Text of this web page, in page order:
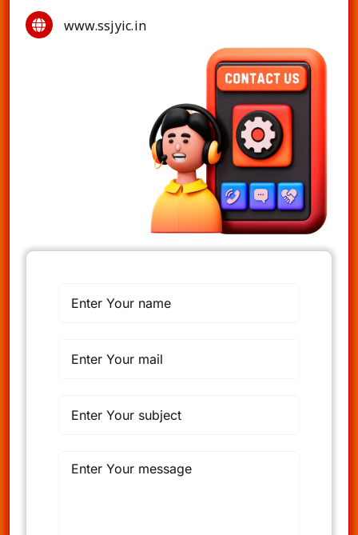
www.ssjyic.in